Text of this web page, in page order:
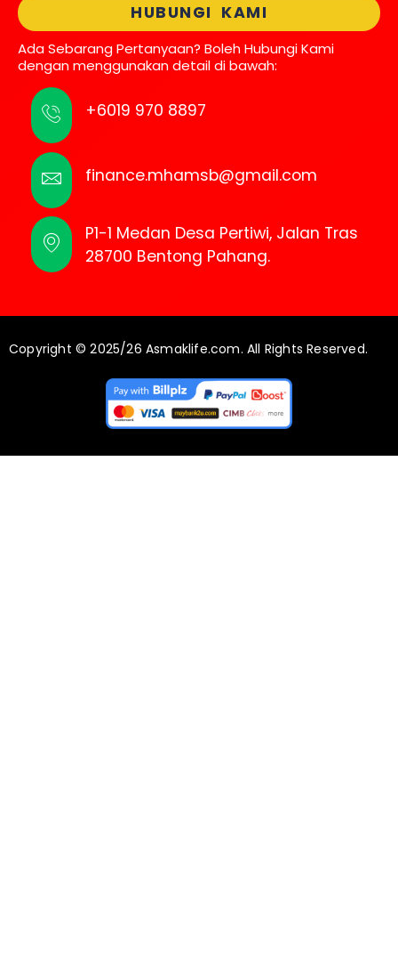
HUBUNGI KAMI
Ada Sebarang Pertanyaan? Boleh Hubungi Kami
dengan menggunakan detail di bawah:
+6019 970 8897
finance.mhamsb@gmail.com
P1-1 Medan Desa Pertiwi, Jalan Tras
28700 Bentong Pahang.
Copyright © 2025/26 Asmaklife.com. All Rights Reserved.